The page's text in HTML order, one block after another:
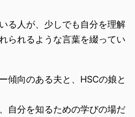
る人が、少しでも自分を理解
られるような言葉を綴ってい
傾向のある夫と、HSCの娘と
自分を知るための学びの場だ